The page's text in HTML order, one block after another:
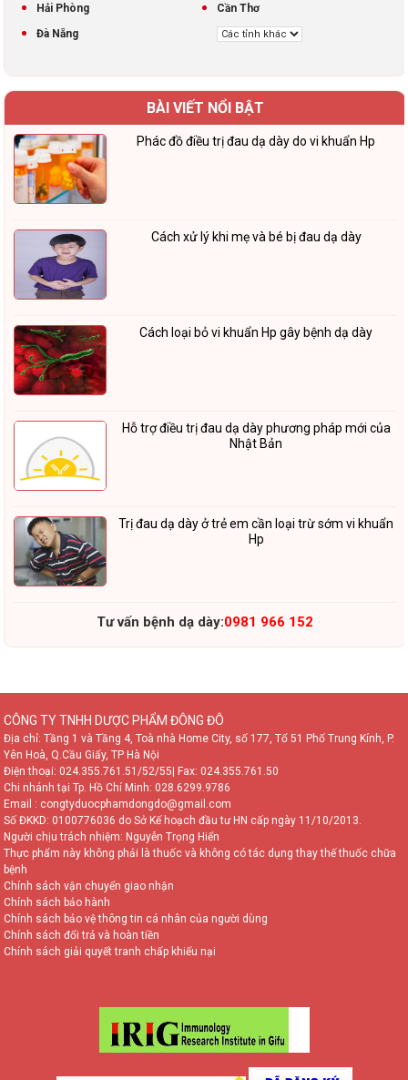
Hải Phòng
Cần Thơ
Đà Nẵng
BÀI VIẾT NỔI BẬT
Phác đồ điều trị đau dạ dày do vi khuẩn Hp
Cách xử lý khi mẹ và bé bị đau dạ dày
Cách loại bỏ vi khuẩn Hp gây bệnh dạ dày
Hỗ trợ điều trị đau dạ dày phương pháp mới của
Nhật Bản
Trị đau dạ dày ở trẻ em cần loại trừ sớm vi khuẩn
Hp
Tư vấn bệnh dạ dày:0981 966 152
CÔNG TY TNHH DƯỢC PHẨM ĐÔNG ĐÔ
Địa chỉ: Tầng 1 và Tầng 4, Toà nhà Home City, số 177, Tổ 51 Phố Trung Kính, P.
Yên Hoà, Q.Cầu Giấy, TP Hà Nội
Điện thoại: 024.355.761.51/52/55
| Fax: 024.355.761.50
Chi nhánh tại Tp. Hồ Chí Minh: 028.6299.9786
Email : congtyduocphamdongdo@gmail.com
Số ĐKKD: 0100776036 do Sở Kế hoạch đầu tư HN cấp ngày 11/10/2013.
Người chịu trách nhiệm: Nguyễn Trọng Hiển
Thực phẩm này không phải là thuốc và không có tác dụng thay thế thuốc chữa
bệnh
Chính sách vận chuyển giao nhận
Chính sách bảo hành
Chính sách bảo vệ thông tin cá nhân của người dùng
Chính sách đổi trả và hoàn tiền
Chính sách giải quyết tranh chấp khiếu nại
TƯ VẤN TRỰC TUYẾN
0981 966 152 các chuyên gia sẽ tư
vấn sớm nhất cho bạn!